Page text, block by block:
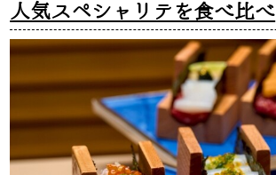
人気スペシャリテを食べ比べ